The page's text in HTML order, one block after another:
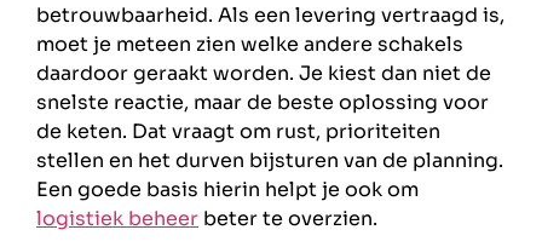
betrouwbaarheid. Als een levering vertraagd is,
moet je meteen zien welke andere schakels
daardoor geraakt worden. Je kiest dan niet de
snelste reactie, maar de beste oplossing voor
de keten. Dat vraagt om rust, prioriteiten
stellen en het durven bijsturen van de planning.
Een goede basis hierin helpt je ook om
logistiek beheer beter te overzien.